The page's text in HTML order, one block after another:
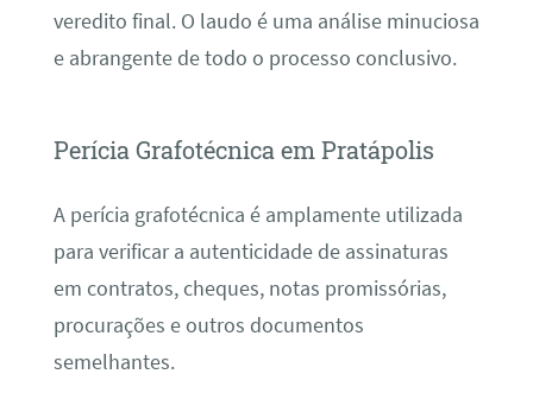
veredito final. O laudo é uma análise minuciosa
e abrangente de todo o processo conclusivo.
Perícia Grafotécnica em Pratápolis
A perícia grafotécnica é amplamente utilizada
para verificar a autenticidade de assinaturas
em contratos, cheques, notas promissórias,
procurações e outros documentos
semelhantes.